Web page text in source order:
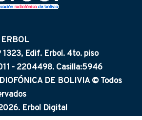
1323, Edif. Erbol. 4to. piso
- 2204498. Casilla:5946
DE BOLIVIA © Todos
Erbol Digital